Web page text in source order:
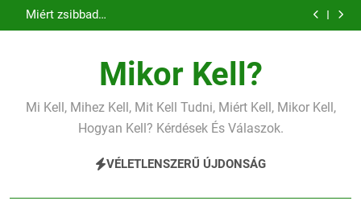
Ugrás
a
Miért fáj a váll?
Miért zsibbad a kéz?
Mit jelent az alacsony vas?
Miért fáj a váll?
Mit jelent az alacsony vérnyomás?
Miért zsibbad a kéz?
Mikor Kell?
Mi Kell, Mihez Kell, Mit Kell Tudni, Miért Kell, Mikor Kell,
Hogyan Kell? Kérdések És Válaszok.
VÉLETLENSZERŰ ÚJDONSÁG